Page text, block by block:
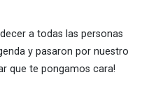
a todas las personas
y pasaron por nuestro
que te pongamos cara!